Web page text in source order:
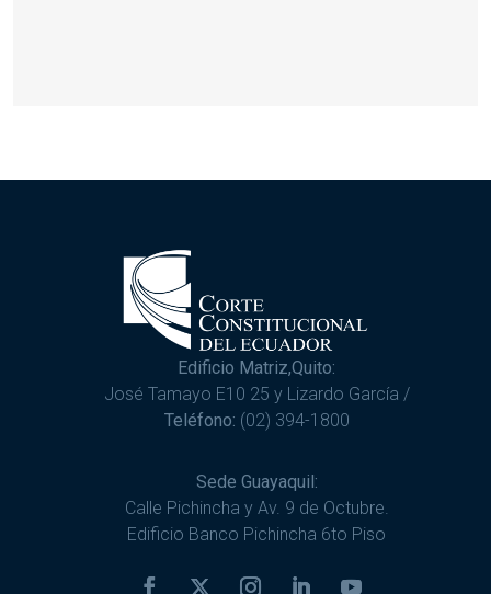
Edificio Matriz,Quito:
José Tamayo E10 25 y Lizardo García /
Teléfono: (02) 394-1800
Sede Guayaquil:
Calle Pichincha y Av. 9 de Octubre.
Edificio Banco Pichincha 6to Piso